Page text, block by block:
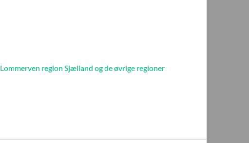
Lommerven region Sjælland og de øvrige regioner